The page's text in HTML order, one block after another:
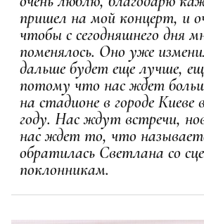
пришел на мой концерт, и
чтобы с сегодняшнего дня
поменялось. Оно уже
дальше будет еще лучше,
потому что нас ждет
на стадионе в городе Киеве
году. Нас ждут встречи,
нас ждет то, что
обратилась Светлана со
поклонникам.